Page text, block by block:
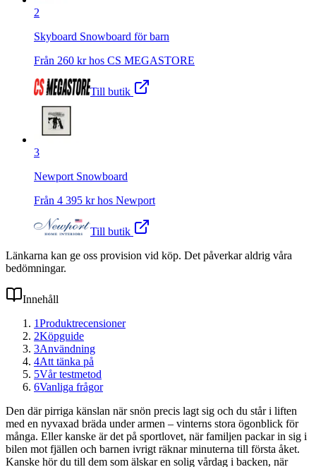
2
Skyboard Snowboard för barn
Från 260 kr hos CS MEGASTORE
Till butik
3
Newport Snowboard
Från 4 395 kr hos Newport
Till butik
Länkarna kan ge oss provision vid köp. Det påverkar aldrig våra
bedömningar.
Innehåll
1Produktrecensioner
2Köpguide
3Användning
4Att tänka på
5Vår testmetod
6Vanliga frågor
Den där pirriga känslan när snön precis lagt sig och du står i liften
med en nyvaxad bräda under armen – vinterns stora ögonblick för
många. Eller kanske är det på sportlovet, när familjen packar in sig i
bilen mot fjällen och barnen ivrigt räknar minuterna till första åket.
Kanske hör du till dem som älskar en solig vårdag i backen, när